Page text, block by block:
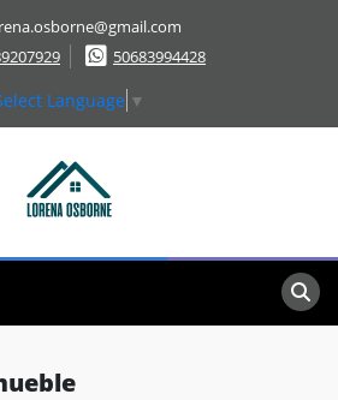
50683994428
Language ▼